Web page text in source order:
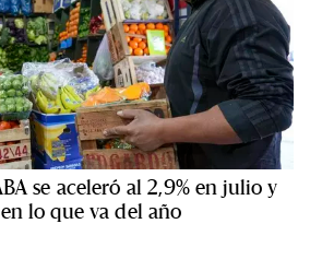
se aceleró al 2,9% en julio y
lo que va del año